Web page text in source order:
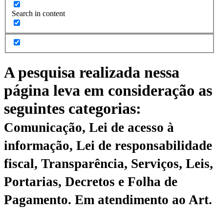
Search in content
A pesquisa realizada nessa
página leva em consideração as
seguintes categorias:
Comunicação, Lei de acesso à
informação, Lei de responsabilidade
fiscal, Transparência, Serviços, Leis,
Portarias, Decretos e Folha de
Pagamento. Em atendimento ao Art.